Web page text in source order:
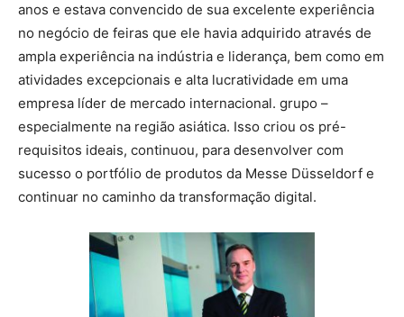
anos e estava convencido de sua excelente experiência
no negócio de feiras que ele havia adquirido através de
ampla experiência na indústria e liderança, bem como em
atividades excepcionais e alta lucratividade em uma
empresa líder de mercado internacional. grupo –
especialmente na região asiática. Isso criou os pré-
requisitos ideais, continuou, para desenvolver com
sucesso o portfólio de produtos da Messe Düsseldorf e
continuar no caminho da transformação digital.